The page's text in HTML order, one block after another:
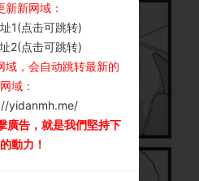
新新网域：
1(点击可跳转)
2(点击可跳转)
，会自动跳转最新的
网域：
yidanmh.me/
廣告，就是我們堅持下
動力！